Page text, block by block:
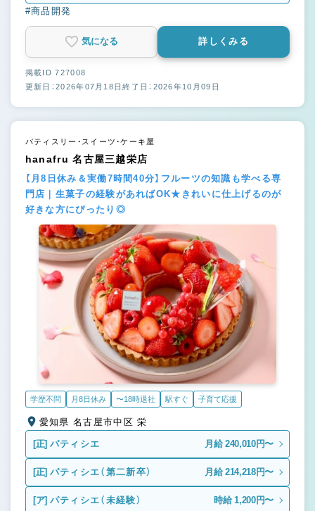
#商品開発
気になる 詳しくみる
掲載ID 727008
更新日：2026年07月18日終了日：2026年10月09日
パティスリー・スイーツ・ケーキ屋
hanafru 名古屋三越栄店
【月8日休み＆実働7時間40分】フルーツの知識も学べる専
門店｜生菓子の経験があればOK★きれいに仕上げるのが
好きな方にぴったり◎
学歴不問 月8日休み 〜18時退社 駅すぐ 子育て応援
愛知県 名古屋市中区 栄
[正] パティシエ 月給 240,010円〜
[正] パティシエ（第二新卒） 月給 214,218円〜
[ア] パティシエ（未経験） 時給 1,200円〜